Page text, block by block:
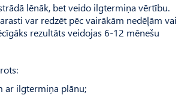
lēnāk, bet veido ilgtermiņa vērtību.
var redzēt pēc vairākām nedēļām vai
rezultāts veidojas 6-12 mēnešu
ar ilgtermiņa plānu;